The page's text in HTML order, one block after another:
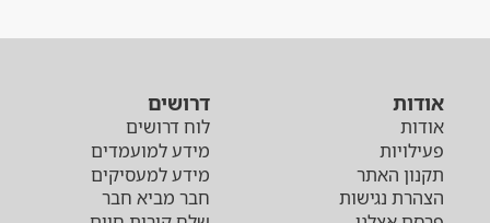
אודות
אודות
פעילויות
תקנון האתר
הצהרת נגישות
דרושים
לוח דרושים
מידע למועמדים
מידע למעסיקים
חבר מביא חבר